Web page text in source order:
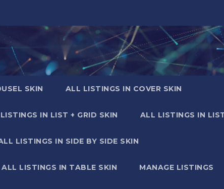
SKIN ALL LISTINGS IN COVER SKIN
IN LIST + GRID SKIN ALL LISTINGS IN
LISTINGS IN SIDE BY SIDE SKIN
ALL LISTINGS IN TABLE SKIN MANAGE LISTINGS